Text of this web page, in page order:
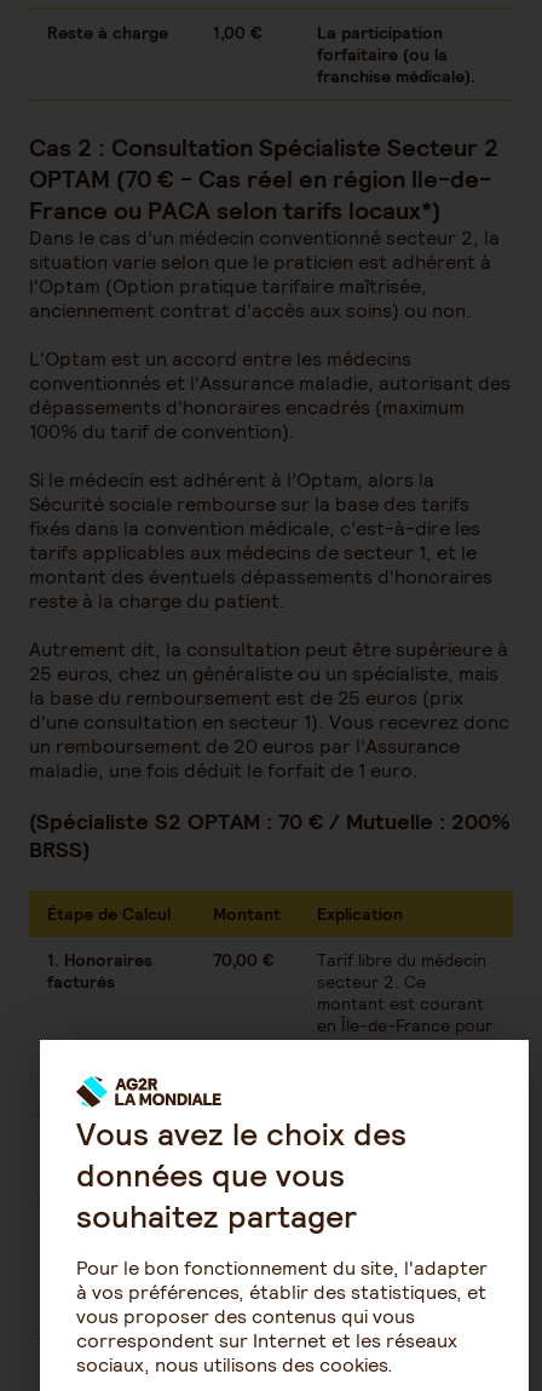
Reste à charge 1,00 €
La participation
forfaitaire (ou la
franchise médicale).
Cas 2 : Consultation Spécialiste Secteur 2
OPTAM (70 € - Cas réel en région Ile-de-
France ou PACA selon tarifs locaux*)
Dans le cas d’un médecin conventionné secteur 2, la
situation varie selon que le praticien est adhérent à
l'Optam (Option pratique tarifaire maîtrisée,
anciennement contrat d'accès aux soins) ou non.
L'Optam est un accord entre les médecins
conventionnés et l'Assurance maladie, autorisant des
dépassements d'honoraires encadrés (maximum
100% du tarif de convention).
Si le médecin est adhérent à l’Optam, alors la
Sécurité sociale rembourse sur la base des tarifs
fixés dans la convention médicale, c’est-à-dire les
tarifs applicables aux médecins de secteur 1, et le
montant des éventuels dépassements d'honoraires
reste à la charge du patient.
Autrement dit, la consultation peut être supérieure à
25 euros, chez un généraliste ou un spécialiste, mais
la base du remboursement est de 25 euros (prix
d'une consultation en secteur 1). Vous recevrez donc
un remboursement de 20 euros par l’Assurance
maladie, une fois déduit le forfait de 1 euro.
(Spécialiste S2 OPTAM : 70 € / Mutuelle : 200%
BRSS)
Étape de Calcul Montant Explication
1. Honoraires
facturés
70,00 €
Tarif libre du médecin
secteur 2. Ce
montant est courant
en Île-de-France pour
une consultation
Remboursement
Sécurité Sociale
- 20,00
70% × 30€ = 21€,
forfaitaire
Mutuelle
- 49,00
Couverture 200%
du ticket modérateur
+ 40€ de
dépassement
Reste à charge 1,00 €
Participation
Vous avez le choix des
données que vous
souhaitez partager
Pour le bon fonctionnement du site, l'adapter
à vos préférences, établir des statistiques, et
vous proposer des contenus qui vous
correspondent sur Internet et les réseaux
sociaux, nous utilisons des cookies.